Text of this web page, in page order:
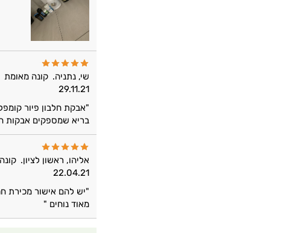
שי, נתניה. קונה מאומת
29.11.21
"אבקת חלבון פיור
בריא שמספקים אבקות
אליהו, ראשון לציון.
22.04.21
"יש להם אישור מכירת
מאוד נוחים "